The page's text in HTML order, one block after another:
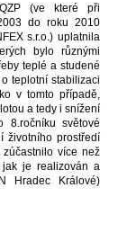
(ve které při
do roku 2010
s.r.o.) uplatnila
bylo různými
teplé a studené
teplotní stabilizaci
v tomto případě,
a tedy i snížení
8.ročníku světové
životního prostředí
zúčastnilo více než
je realizován a
Hradec Králové)